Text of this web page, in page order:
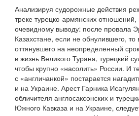
Анализируя судорожные действия
треке турецко-армянских
очевидному выводу: после провала
Казахстане, если не обнулившего, то
оттянувшего на неопределенный
в жизнь Великого Турана, турецкий
чтобы крупно «насолить» России. И
с «англичанкой» постарается
и на Украине. Арест Гарника
обличителя англосаксонских и
Южного Кавказа и на Украине,